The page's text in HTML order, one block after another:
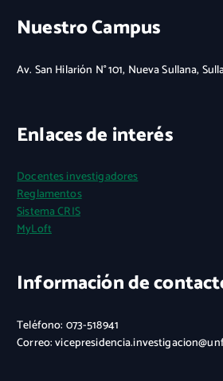
Nuestro Campus
Av. San Hilarión N° 101, Nueva Sullana,
Enlaces de interés
Docentes investigadores
Reglamentos
Sistema CRIS
MyLoft
Información de
Teléfono: 073-518941
Correo: